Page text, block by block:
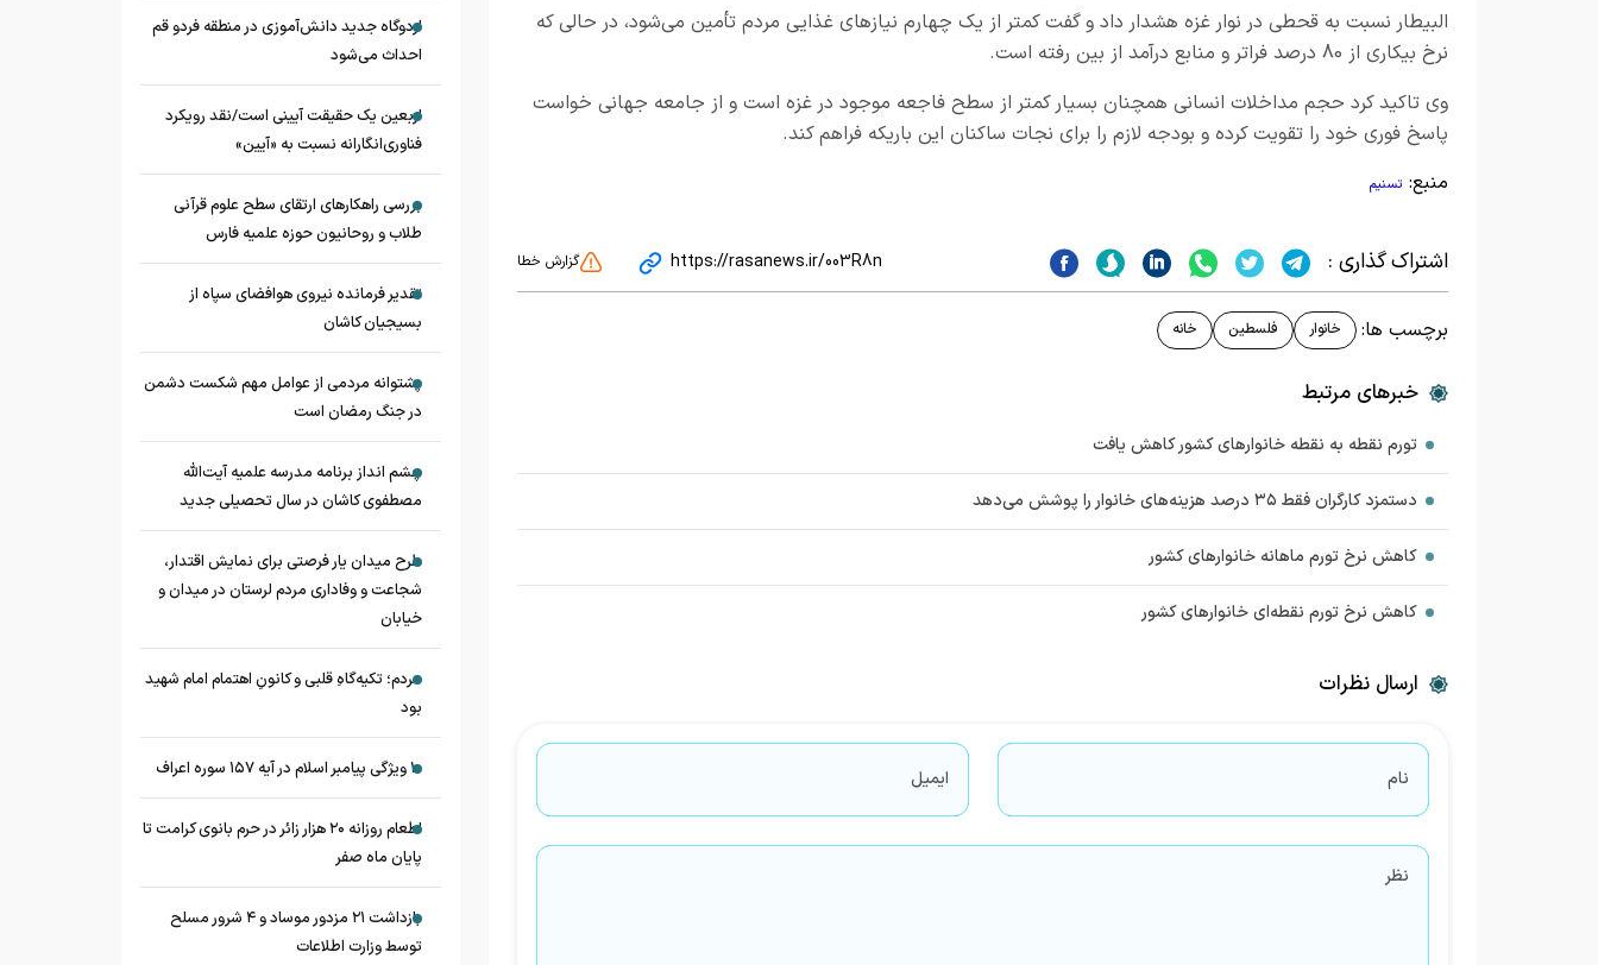
البیطار نسبت به قحطی در نوار غزه هشدار داد و گفت کمتر از یک ‌چهارم نیازهای غذایی مردم تأمین می‌شود، در حالی که
نرخ بیکاری از 80 درصد فراتر و منابع درآمد از بین رفته است.
وی تاکید کرد حجم مداخلات انسانی همچنان بسیار کمتر از سطح فاجعه موجود در غزه است و از جامعه جهانی خواست
پاسخ فوری خود را تقویت کرده و بودجه لازم را برای نجات ساکنان این باریکه فراهم کند.
منبع: تسنیم
اشتراک گذاری : https://rasanews.ir/003R8n گزارش خطا
برچسب ها: خانوار فلسطین خانه
خبرهای مرتبط
تورم نقطه به نقطه خانوارهای کشور کاهش یافت
دستمزد کارگران فقط ۳۵ درصد هزینه‌های خانوار را پوشش می‌دهد
کاهش نرخ تورم ماهانه خانوارهای کشور
کاهش نرخ تورم نقطه‌ای خانوارهای کشور
ارسال نظرات
اردوگاه جدید دانش‌آموزی در منطقه فردو قم
احداث می‌شود
اربعین یک حقیقت آیینی است/نقد رویکرد
فناوری‌انگارانه نسبت به «آیین»
بررسی راهکارهای ارتقای سطح علوم قرآنی
طلاب و روحانیون حوزه علمیه فارس
تقدیر فرمانده نیروی هوافضای سپاه از
بسیجیان کاشان
پشتوانه مردمی از عوامل مهم شکست دشمن
در جنگ رمضان است
چشم‌ انداز برنامه مدرسه علمیه آیت‌الله
مصطفوی کاشان در سال تحصیلی جدید
طرح میدان یار فرصتی برای نمایش اقتدار،
شجاعت و وفاداری مردم لرستان در میدان و
خیابان
مردم؛ تکیه‌گاهِ قلبی و کانونِ اهتمام امام شهید
بود
۱۰ ویژگی پیامبر اسلام در آیه ۱۵۷ سوره اعراف
اطعام روزانه ۲۰ هزار زائر در حرم بانوی کرامت تا
پایان ماه صفر
بازداشت ۲۱ مزدور موساد و ۴ شرور مسلح
توسط وزارت اطلاعات